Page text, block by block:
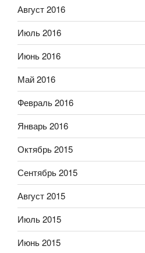
Август 2016
Июль 2016
Июнь 2016
Май 2016
Февраль 2016
Январь 2016
Октябрь 2015
Сентябрь 2015
Август 2015
Июль 2015
Июнь 2015